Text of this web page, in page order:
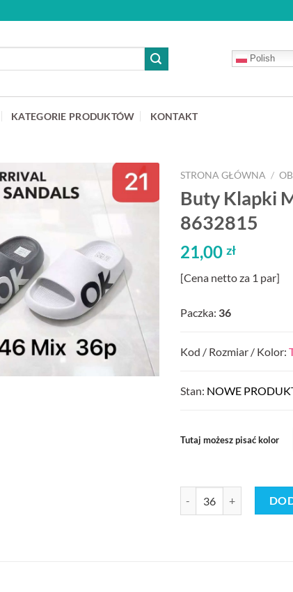
Polish
KATEGORIE PRODUKTÓW KONTAKT
STRONA GŁÓWNA /
Buty Klapki
8632815
21,00 zł
[Cena netto za 1 par]
Paczka: 36
Kod / Rozmiar / Kolor:
Stan: NOWE
Tutaj możesz pisać kolor